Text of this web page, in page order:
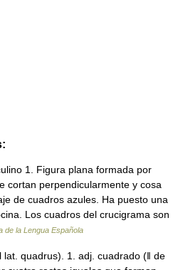
1. Figura plana formada por
cortan perpendicularmente y cosa
de cuadros azules. Ha puesto una
Los cuadros del crucigrama son
de la Lengua Española
quadrus). 1. adj. cuadrado (ǁ de